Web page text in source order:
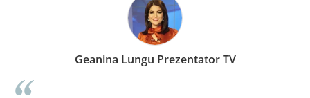
Geanina Lungu Prezentator TV